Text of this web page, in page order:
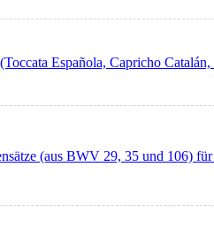
Española, Capricho Catalán,
(aus BWV 29, 35 und 106)